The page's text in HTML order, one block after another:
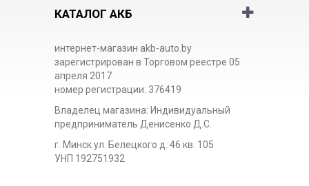
КАТАЛОГ АКБ
интернет-магазин akb-auto.by
зарегистрирован в Торговом реестре 05
апреля 2017
номер регистрации: 376419
Владелец магазина: Индивидуальный
предприниматель Денисенко Д.С.
г. Минск ул. Белецкого д. 46 кв. 105
УНП 192751932